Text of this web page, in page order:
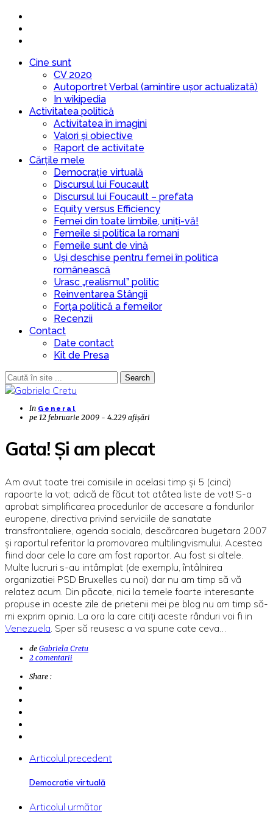
Cine sunt
CV 2020
Autoportret Verbal (amintire ușor actualizată)
In wikipedia
Activitatea politică
Activitatea în imagini
Valori și obiective
Raport de activitate
Cărțile mele
Democrație virtuală
Discursul lui Foucault
Discursul lui Foucault – prefata
Equity versus Efficiency
Femei din toate limbile, uniți-vă!
Femeile si politica la romani
Femeile sunt de vină
Uși deschise pentru femei în politica
românească
Urasc „realismul” politic
Reinventarea Stângii
Forța politică a femeilor
Recenzii
Contact
Date contact
Kit de Presa
Search
In General
pe 12 februarie 2009 - 4.229 afișări
Gata! Și am plecat
Am avut toate trei comisiile in acelasi timp și 5 (cinci)
rapoarte la vot; adică de făcut tot atâtea liste de vot! S-a
aprobat simplificarea procedurilor de accesare a fondurilor
europene, directiva privind serviciile de sanatate
transfrontaliere, agenda sociala, descărcarea bugetara 2007
și raportul referitor la promovarea multilingvismului. Acestea
fiind doar cele la care am fost raportor. Au fost si altele.
Multe lucruri s-au intâmplat (de exemplu, întâlnirea
organizatiei PSD Bruxelles cu noi) dar nu am timp să vă
relatez acum. Din păcate, nici la temele foarte interesante
propuse in aceste zile de prietenii mei pe blog nu am timp să-
mi exprim opinia. La ora la care citiți aceste rânduri voi fi in
Venezuela . Sper să reusesc a va spune cate ceva…
de Gabriela Cretu
2 comentarii
Share :
Articolul precedent
Democratie virtuală
Articolul următor